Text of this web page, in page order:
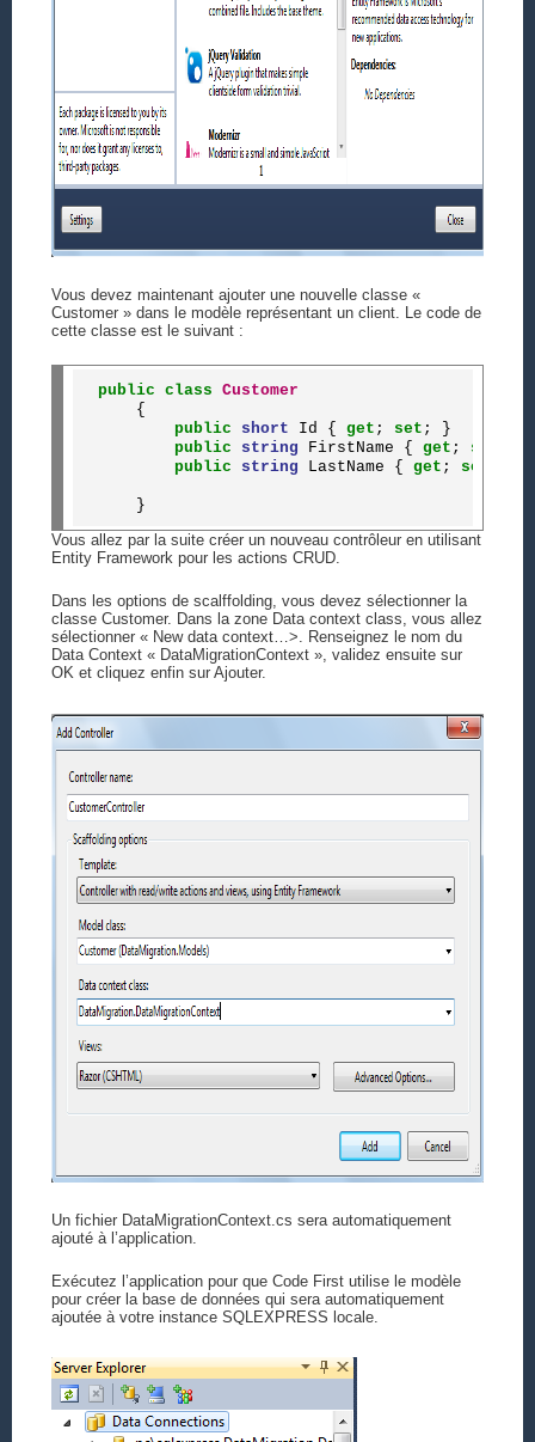
Vous devez maintenant ajouter une nouvelle classe «
Customer » dans le modèle représentant un client. Le code de
cette classe est le suivant :
public class Customer
    {
public
short Id { get ; set ; }
public
string FirstName { get ; set
public
string LastName { get ; set
Vous allez par la suite créer un nouveau contrôleur en utilisant
Entity Framework pour les actions CRUD.
Dans les options de scalffolding, vous devez sélectionner la
classe Customer. Dans la zone Data context class, vous allez
sélectionner « New data context…>. Renseignez le nom du
Data Context « DataMigrationContext », validez ensuite sur
OK et cliquez enfin sur Ajouter.
Un fichier DataMigrationContext.cs sera automatiquement
ajouté à l’application.
Exécutez l’application pour que Code First utilise le modèle
pour créer la base de données qui sera automatiquement
ajoutée à votre instance SQLEXPRESS locale.